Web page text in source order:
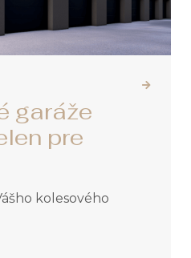
garáže
pre
kolesového